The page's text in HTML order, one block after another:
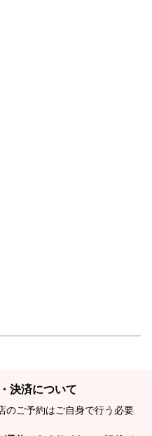
決済について
のご予約はご自身で行う必要